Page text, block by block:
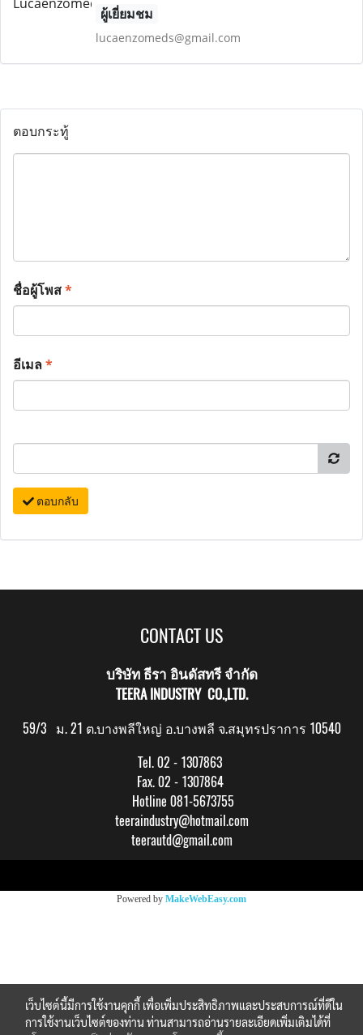
ผู้เยี่ยมชม
lucaenzomeds@gmail.com
ตอบกระทู้
ชื่อผู้โพส*
อีเมล*
ตอบกลับ
CONTACT US
บริษัท ธีรา อินดัสทรี จำกัด
TEERA INDUSTRY CO.,LTD.
59/3 ม. 21 ต.บางพลีใหญ่ อ.บางพลี จ.สมุทรปราการ 10540
Tel. 02 - 1307863
Fax. 02 - 1307864
Hotline 081-5673755
teeraindustry@hotmail.com
teerautd@gmail.com
Powered by MakeWebEasy.com
เว็บไซต์นี้มีการใช้งานคุกกี้ เพื่อเพิ่มประสิทธิภาพและประสบการณ์ที่ดีใน
การใช้งานเว็บไซต์ของท่าน ท่านสามารถอ่านรายละเอียดเพิ่มเติมได้ที่